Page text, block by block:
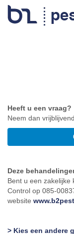
Heeft u een vraag?
Neem dan
Deze
Bent u een zakelijke
Control op 085-
website
> Kies een andere